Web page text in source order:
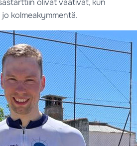
olivat vaativat, kun
kolmeakymmentä.